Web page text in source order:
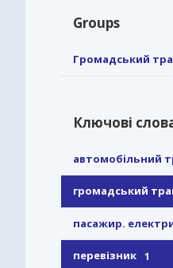
Groups
Громадський
Ключові
автомобільний
громадський
пасажир.
перевізник 1